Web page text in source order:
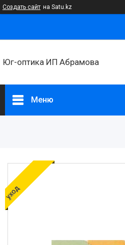
Создать сайт на Satu.kz
Юг-оптика ИП Абрамова
Меню
Статьи
О нас
Отзывы
уход